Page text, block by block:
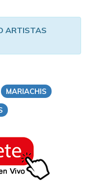
ARTISTAS
MARIACHIS